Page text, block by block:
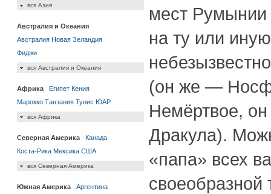
вся Азия
Австралия и Океания
Австралия Новая Зеландия
Фиджи
вся Австралия и Океания
Африка Египет Кения
Марокко Танзания Тунис ЮАР
вся Африка
Северная Америка
Канада
Коста-Рика Мексика США
вся Северная Америка
Южная Америка
Аргентина
мест Румынии
на ту или
(он же —
Немёртвое,
Дракула).
«папа» всех
своеобразной